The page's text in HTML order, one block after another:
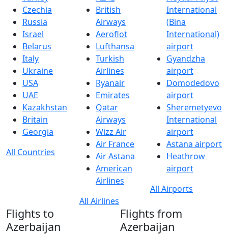
Czechia
Russia
Israel
Belarus
Italy
Ukraine
USA
UAE
Kazakhstan
Britain
Georgia
All Countries
British
Airways
Aeroflot
Lufthansa
Turkish
Airlines
Ryanair
Emirates
Qatar
Airways
Wizz Air
Air France
Air Astana
American
Airlines
All Airlines
International
(Bina
International)
airport
Gyandzha
airport
Domodedovo
airport
Sheremetyevo
International
airport
Astana airport
Heathrow
airport
All Airports
Flights to
Azerbaijan
Flights from
Azerbaijan